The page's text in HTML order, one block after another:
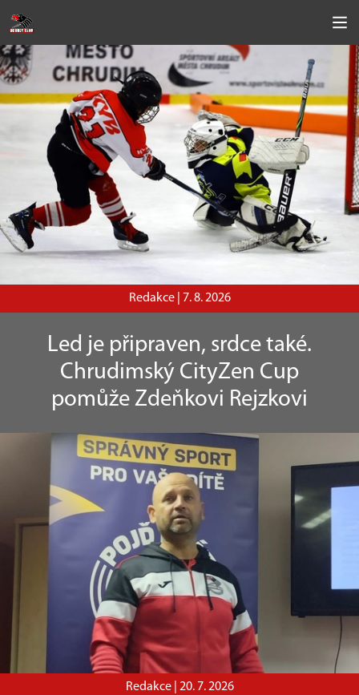
Redakce | 7. 8. 2026
Led je připraven, srdce také.
Chrudimský CityZen Cup
pomůže Zdeňkovi Rejzkovi
Redakce | 20. 7. 2026